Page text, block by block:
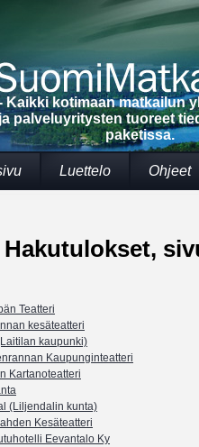
Kaikki kotimaan matkailun
palveluyritysten tuoreet
paketissa.
Luettelo Ohjeet
Hakutulokset,
Teatteri
kesäteatteri
kaupunki)
Kaupunginteatteri
Kartanoteatteri
(Liljendalin kunta)
Kesäteatteri
Eevantalo Ky